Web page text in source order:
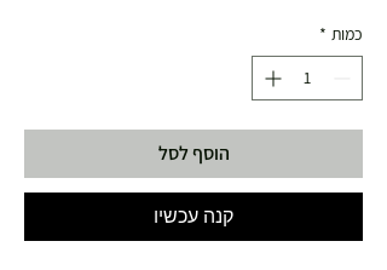
כמות *
הוסף לסל
קנה עכשיו